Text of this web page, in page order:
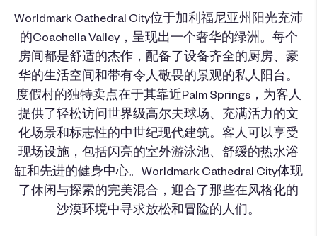
Worldmark Cathedral City位于加利福尼亚州阳光充沛
的Coachella Valley，呈现出一个奢华的绿洲。每个
房间都是舒适的杰作，配备了设备齐全的厨房、豪
华的生活空间和带有令人敬畏的景观的私人阳台。
度假村的独特卖点在于其靠近Palm Springs，为客人
提供了轻松访问世界级高尔夫球场、充满活力的文
化场景和标志性的中世纪现代建筑。客人可以享受
现场设施，包括闪亮的室外游泳池、舒缓的热水浴
缸和先进的健身中心。Worldmark Cathedral City体现
了休闲与探索的完美混合，迎合了那些在风格化的
沙漠环境中寻求放松和冒险的人们。